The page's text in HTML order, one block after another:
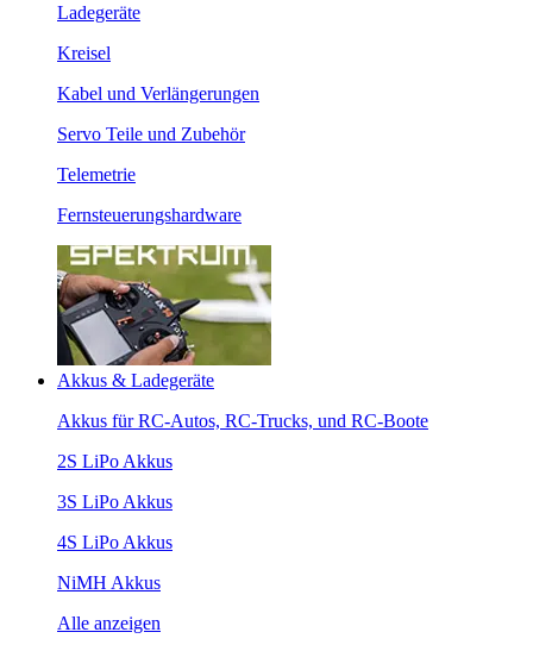
Ladegeräte
Kreisel
Kabel und Verlängerungen
Servo Teile und Zubehör
Telemetrie
Fernsteuerungshardware
Akkus & Ladegeräte
Akkus für RC-Autos, RC-Trucks, und RC-Boote
2S LiPo Akkus
3S LiPo Akkus
4S LiPo Akkus
NiMH Akkus
Alle anzeigen